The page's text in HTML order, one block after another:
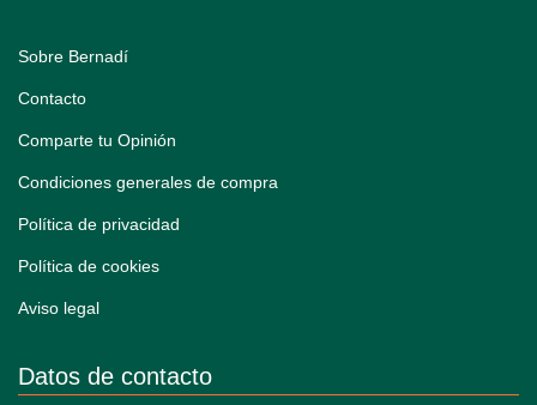
Sobre Bernadí
Contacto
Comparte tu Opinión
Condiciones generales de compra
Política de privacidad
Política de cookies
Aviso legal
Datos de contacto